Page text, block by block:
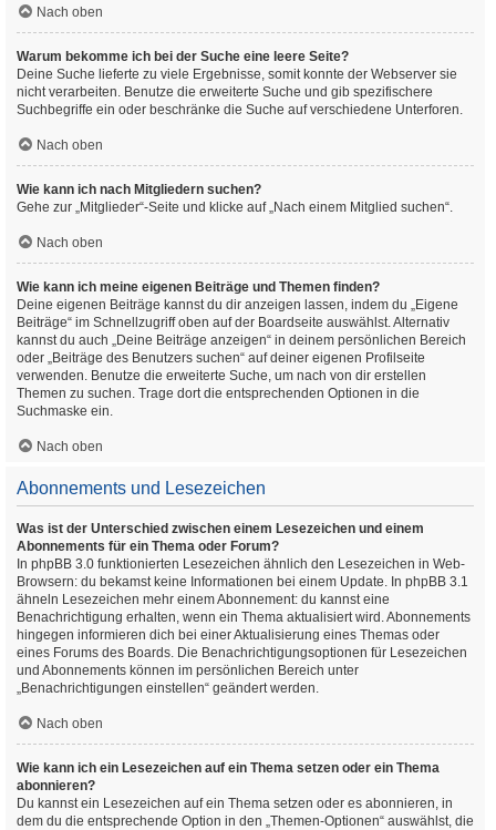
Nach oben
Warum bekomme ich bei der Suche eine leere Seite?
Deine Suche lieferte zu viele Ergebnisse, somit konnte der Webserver sie
nicht verarbeiten. Benutze die erweiterte Suche und gib spezifischere
Suchbegriffe ein oder beschränke die Suche auf verschiedene Unterforen.
Nach oben
Wie kann ich nach Mitgliedern suchen?
Gehe zur „Mitglieder“-Seite und klicke auf „Nach einem Mitglied suchen“.
Nach oben
Wie kann ich meine eigenen Beiträge und Themen finden?
Deine eigenen Beiträge kannst du dir anzeigen lassen, indem du „Eigene
Beiträge“ im Schnellzugriff oben auf der Boardseite auswählst. Alternativ
kannst du auch „Deine Beiträge anzeigen“ in deinem persönlichen Bereich
oder „Beiträge des Benutzers suchen“ auf deiner eigenen Profilseite
verwenden. Benutze die erweiterte Suche, um nach von dir erstellen
Themen zu suchen. Trage dort die entsprechenden Optionen in die
Suchmaske ein.
Nach oben
Abonnements und Lesezeichen
Was ist der Unterschied zwischen einem Lesezeichen und einem
Abonnements für ein Thema oder Forum?
In phpBB 3.0 funktionierten Lesezeichen ähnlich den Lesezeichen in Web-
Browsern: du bekamst keine Informationen bei einem Update. In phpBB 3.1
ähneln Lesezeichen mehr einem Abonnement: du kannst eine
Benachrichtigung erhalten, wenn ein Thema aktualisiert wird. Abonnements
hingegen informieren dich bei einer Aktualisierung eines Themas oder
eines Forums des Boards. Die Benachrichtigungsoptionen für Lesezeichen
und Abonnements können im persönlichen Bereich unter
„Benachrichtigungen einstellen“ geändert werden.
Nach oben
Wie kann ich ein Lesezeichen auf ein Thema setzen oder ein Thema
abonnieren?
Du kannst ein Lesezeichen auf ein Thema setzen oder es abonnieren, in
dem du die entsprechende Option in den „Themen-Optionen“ auswählst, die